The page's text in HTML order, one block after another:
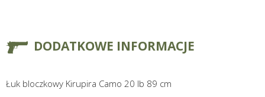
DODATKOWE INFORMACJE
Łuk bloczkowy Kirupira Camo 20 lb 89 cm